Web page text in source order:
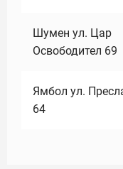
Шумен ул. Цар
Освободител 69
Ямбол ул.
64